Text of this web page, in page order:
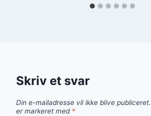
Skriv et svar
Din e-mailadresse vil ikke blive publiceret.
er markeret med *